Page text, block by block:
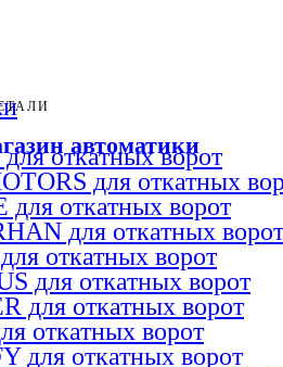
автоматики
откатных ворот
для откатных
для откатных ворот
для откатных ворот
откатных ворот
для откатных ворот
для откатных ворот
откатных ворот
для откатных ворот